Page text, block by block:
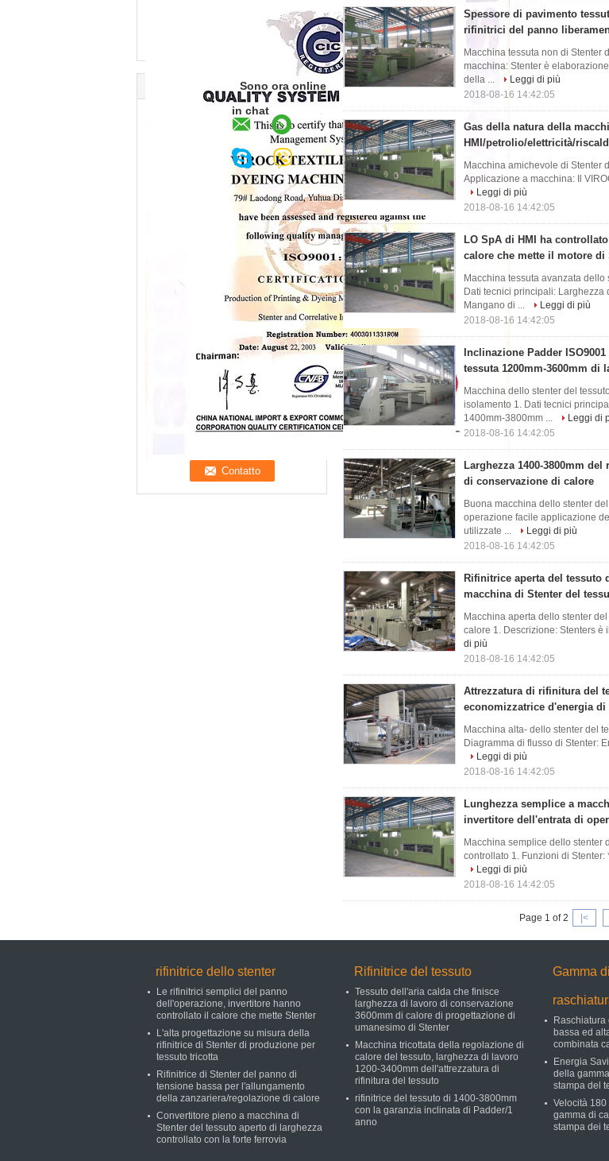
Sono ora online
in chat
Spessore di pavimento
rifinitrici del panno
Macchina tessuta non di Stenter
macchina: Stenter è
della ...
Leggi di più
2018-08-16 14:42:05
Gas della natura della
HMI/petrolio/elettricità/
Macchina amichevole di Stenter
Applicazione a macchina: Il
Leggi di più
2018-08-16 14:42:05
LO SpA di HMI ha
calore che mette il motore di
Macchina tessuta avanzata
Dati tecnici principali:
Mangano di ...
Leggi di più
2018-08-16 14:42:05
Inclinazione Padder
tessuta 1200mm-3600mm di
Macchina dello stenter del
isolamento 1. Dati tecnici
1400mm-3800mm ...
Leggi di
2018-08-16 14:42:05
Larghezza 1400-3800mm
di conservazione di calore
Buona macchina dello stenter
operazione facile applicazione
utilizzate ...
Leggi di più
2018-08-16 14:42:05
Rifinitrice aperta del tessuto
macchina di Stenter del
Macchina aperta dello stenter
calore 1. Descrizione: Stenters è
di più
2018-08-16 14:42:05
Attrezzatura di rifinitura del
economizzatrice d'energia di
Macchina alta- dello stenter del
Diagramma di flusso di Stenter:
Leggi di più
2018-08-16 14:42:05
Lunghezza semplice a
invertitore dell'entrata di
Macchina semplice dello stenter
controllato 1. Funzioni di
Leggi di più
2018-08-16 14:42:05
Page 1 of 2 |<
rifinitrice dello stenter
Le rifinitrici semplici del panno
dell'operazione, invertitore hanno
controllato il calore che mette Stenter
L'alta progettazione su misura della
rifinitrice di Stenter di produzione per
tessuto tricotta
Rifinitrice di Stenter del panno di
tensione bassa per l'allungamento
della zanzariera/regolazione di calore
Convertitore pieno a macchina di
Stenter del tessuto aperto di larghezza
controllato con la forte ferrovia
Rifinitrice del tessuto
Tessuto dell'aria calda che finisce
larghezza di lavoro di conservazione
3600mm di calore di progettazione di
umanesimo di Stenter
Macchina tricottata della regolazione di
calore del tessuto, larghezza di lavoro
1200-3400mm dell'attrezzatura di
rifinitura del tessuto
rifinitrice del tessuto di 1400-3800mm
con la garanzia inclinata di Padder/1
anno
Gamma
bassa ed
combinata
Energia
della
stampa del
Velocità
gamma di
stampa dei